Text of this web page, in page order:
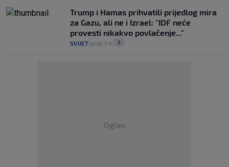
Trump i Hamas prihvatili prijedlog mira
za Gazu, ali ne i Izrael: "IDF neće
provesti nikakvo povlačenje..."
SVIJET prije 3 h 2
Oglas